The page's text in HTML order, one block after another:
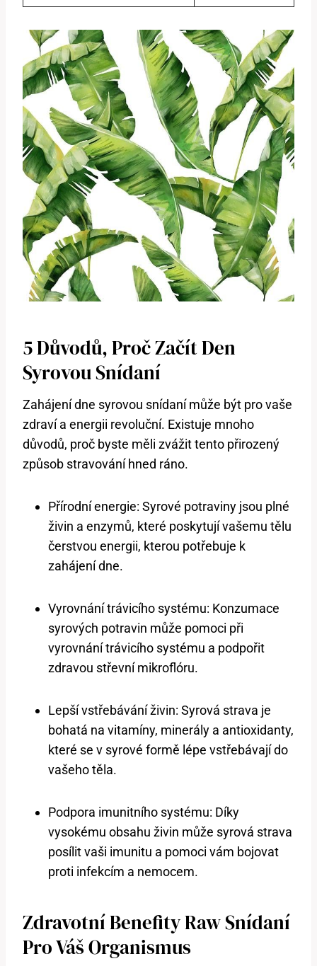
5 Důvodů, Proč Začít Den
Syrovou Snídaní
Zahájení dne syrovou snídaní může být pro vaše
zdraví a energii revoluční. Existuje mnoho
důvodů, proč byste měli zvážit tento přirozený
způsob stravování hned ráno.
Přírodní energie: Syrové potraviny jsou plné
živin a enzymů, které poskytují vašemu tělu
čerstvou energii, kterou potřebuje k
zahájení dne.
Vyrovnání trávicího systému: Konzumace
syrových potravin může pomoci při
vyrovnání trávicího systému a podpořit
zdravou střevní mikroflóru.
Lepší vstřebávání živin: Syrová strava je
bohatá na vitamíny, minerály a antioxidanty,
které se v syrové formě lépe vstřebávají do
vašeho těla.
Podpora imunitního systému: Díky
vysokému obsahu živin může syrová strava
posílit vaši imunitu a pomoci vám bojovat
proti infekcím a nemocem.
Zdravotní Benefity Raw Snídaní
Pro Váš Organismus